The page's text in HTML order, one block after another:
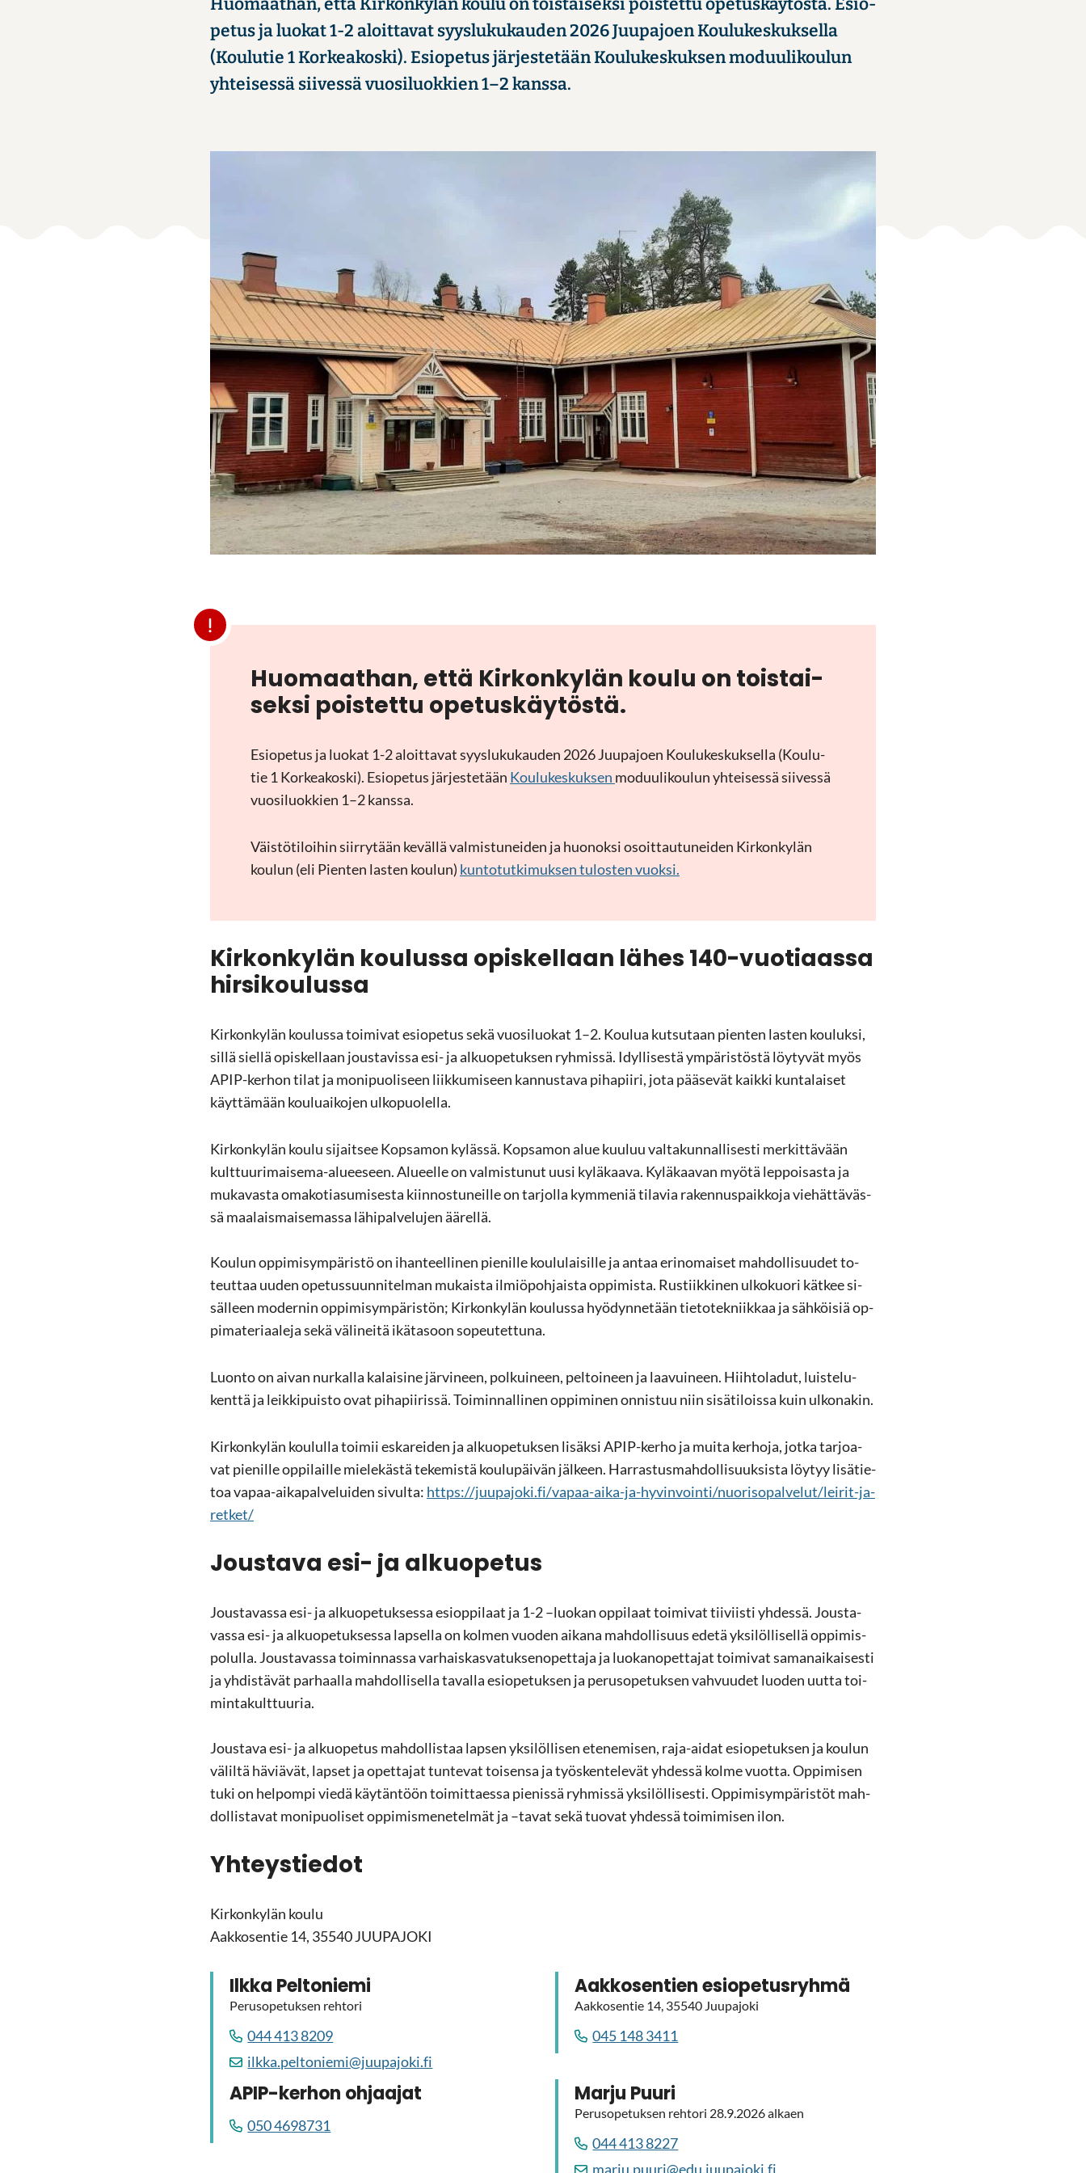
pe­tus ja luo­kat 1-2 aloit­ta­vat syys­lu­ku­kau­den 2026 Juu­pa­joen Kou­lu­kes­kuk­sel­la
(Kou­lu­tie 1 Kor­kea­kos­ki). Esio­pe­tus jär­jes­te­tään Kou­lu­kes­kuk­sen mo­duu­li­kou­lun
yh­tei­ses­sä sii­ves­sä vuo­si­luok­kien 1–2 kans­sa.
Huo­maat­han, että Kir­kon­ky­län koulu on tois­tai­
sek­si pois­tet­tu ope­tus­käy­tös­tä.
Esio­pe­tus ja luo­kat 1-2 aloit­ta­vat syys­lu­ku­kau­den 2026 Juu­pa­joen Kou­lu­kes­kuk­sel­la (Kou­lu­
tie 1 Kor­kea­kos­ki). Esio­pe­tus jär­jes­te­tään Kou­lu­kes­kuk­sen mo­duu­li­kou­lun yh­tei­ses­sä sii­ves­sä
vuo­si­luok­kien 1–2 kans­sa.
Väis­tö­ti­loi­hin siir­ry­tään ke­väl­lä val­mis­tu­nei­den ja huo­nok­si osoit­tau­tu­nei­den Kir­kon­ky­län
kou­lun (eli Pien­ten las­ten kou­lun) kun­to­tut­ki­muk­sen tu­los­ten vuok­si.
Kir­kon­ky­län kou­lus­sa opis­kel­laan lähes 140-​vuotiaassa
hir­si­kou­lus­sa
Kir­kon­ky­län kou­lus­sa toi­mi­vat esio­pe­tus sekä vuo­si­luo­kat 1–2. Kou­lua kut­su­taan pien­ten las­ten kou­luk­si,
sillä siel­lä opis­kel­laan jous­ta­vis­sa esi- ja al­kuo­pe­tuk­sen ryh­mis­sä. Idyl­li­ses­tä ym­pä­ris­tös­tä löy­ty­vät myös
APIP-​kerhon tilat ja mo­ni­puo­li­seen liik­ku­mi­seen kan­nus­ta­va pi­ha­pii­ri, jota pää­se­vät kaik­ki kun­ta­lai­set
käyt­tä­mään kou­luai­ko­jen ul­ko­puo­lel­la.
Kir­kon­ky­län koulu si­jait­see Kop­sa­mon ky­läs­sä. Kop­sa­mon alue kuu­luu val­ta­kun­nal­li­ses­ti mer­kit­tä­vään
kulttuurimaisema-​alueeseen. Alu­eel­le on val­mis­tu­nut uusi ky­lä­kaa­va. Ky­lä­kaa­van myötä lep­poi­sas­ta ja
mu­ka­vas­ta oma­ko­tia­su­mi­ses­ta kiin­nos­tu­neil­le on tar­jol­la kym­me­niä ti­la­via ra­ken­nus­paik­ko­ja vie­hät­tä­väs­
sä maa­lais­mai­se­mas­sa lä­hi­pal­ve­lu­jen ää­rel­lä.
Kou­lun op­pi­mi­sym­pä­ris­tö on ihan­teel­li­nen pie­nil­le kou­lu­lai­sil­le ja antaa erin­omai­set mah­dol­li­suu­det to­
teut­taa uuden ope­tus­suun­ni­tel­man mu­kais­ta il­miö­poh­jais­ta op­pi­mis­ta. Rus­tiik­ki­nen ul­ko­kuo­ri kät­kee si­
säl­leen mo­der­nin op­pi­mi­sym­pä­ris­tön; Kir­kon­ky­län kou­lus­sa hyö­dyn­ne­tään tie­to­tek­niik­kaa ja säh­köi­siä op­
pi­ma­te­ri­aa­le­ja sekä vä­li­nei­tä ikä­ta­soon so­peu­tet­tu­na.
Luon­to on aivan nur­kal­la ka­lai­si­ne jär­vi­neen, pol­kui­neen, pel­toi­neen ja laa­vui­neen. Hiih­to­la­dut, luis­te­lu­
kent­tä ja leik­ki­puis­to ovat pi­ha­pii­ris­sä. Toi­min­nal­li­nen op­pi­mi­nen on­nis­tuu niin si­sä­ti­lois­sa kuin ul­ko­na­kin.
Kir­kon­ky­län kou­lul­la toi­mii es­ka­rei­den ja al­kuo­pe­tuk­sen li­säk­si APIP-​kerho ja muita ker­ho­ja, jotka tar­joa­
vat pie­nil­le op­pi­lail­le mie­le­käs­tä te­ke­mis­tä kou­lu­päi­vän jäl­keen. Har­ras­tus­mah­dol­li­suuk­sis­ta löy­tyy li­sä­tie­
toa vapaa-​aikapalveluiden si­vul­ta: https://juu­pa­jo­ki.fi/vapaa-​aika-ja-hyvinvointi/nuo­ri­so­pal­ve­lut/leirit-​ja-
retket/
Jous­ta­va esi- ja al­kuo­pe­tus
Jous­ta­vas­sa esi- ja al­kuo­pe­tuk­ses­sa esiop­pi­laat ja 1-2 –luo­kan op­pi­laat toi­mi­vat tii­viis­ti yh­des­sä. Jous­ta­
vas­sa esi- ja al­kuo­pe­tuk­ses­sa lap­sel­la on kol­men vuo­den ai­ka­na mah­dol­li­suus edetä yk­si­löl­li­sel­lä op­pi­mis­
po­lul­la. Jous­ta­vas­sa toi­min­nas­sa var­hais­kas­va­tuk­sen­opet­ta­ja ja luo­kan­opet­ta­jat toi­mi­vat sa­man­ai­kai­ses­ti
ja yh­dis­tä­vät par­haal­la mah­dol­li­sel­la ta­val­la esio­pe­tuk­sen ja pe­rus­o­pe­tuk­sen vah­vuu­det luo­den uutta toi­
min­ta­kult­tuu­ria.
Jous­ta­va esi- ja al­kuo­pe­tus mah­dol­lis­taa lap­sen yk­si­löl­li­sen ete­ne­mi­sen, raja-​aidat esio­pe­tuk­sen ja kou­lun
vä­lil­tä hä­viä­vät, lap­set ja opet­ta­jat tun­te­vat toi­sen­sa ja työs­ken­te­le­vät yh­des­sä kolme vuot­ta. Op­pi­mi­sen
tuki on hel­pom­pi viedä käy­tän­töön toi­mit­taes­sa pie­nis­sä ryh­mis­sä yk­si­löl­li­ses­ti. Op­pi­mi­sym­pä­ris­töt mah­
dol­lis­ta­vat mo­ni­puo­li­set op­pi­mis­me­ne­tel­mät ja –tavat sekä tuo­vat yh­des­sä toi­mi­mi­sen ilon.
Yh­teys­tie­dot
Kir­kon­ky­län koulu
Aak­ko­sen­tie 14, 35540 JUU­PA­JO­KI
Ilkka Pel­to­nie­mi
Pe­rus­o­pe­tuk­sen reh­to­ri
044 413 8209
ilkka.pel­to­nie­mi@juu­pa­jo­ki.fi
Aak­ko­sen­tien esio­pe­tus­ryh­mä
Aak­ko­sen­tie 14, 35540 Juu­pa­jo­ki
045 148 3411
APIP-​kerhon oh­jaa­jat
050 4698731
Marju Puuri
Pe­rus­o­pe­tuk­sen reh­to­ri 28.9.2026 al­kaen
044 413 8227
marju.puuri@edu.juu­pa­jo­ki.fi